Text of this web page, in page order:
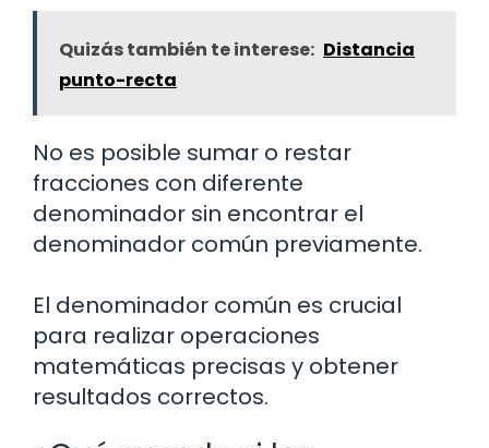
Quizás también te interese: Distancia
punto-recta
No es posible sumar o restar
fracciones con diferente
denominador sin encontrar el
denominador común previamente.
El denominador común es crucial
para realizar operaciones
matemáticas precisas y obtener
resultados correctos.